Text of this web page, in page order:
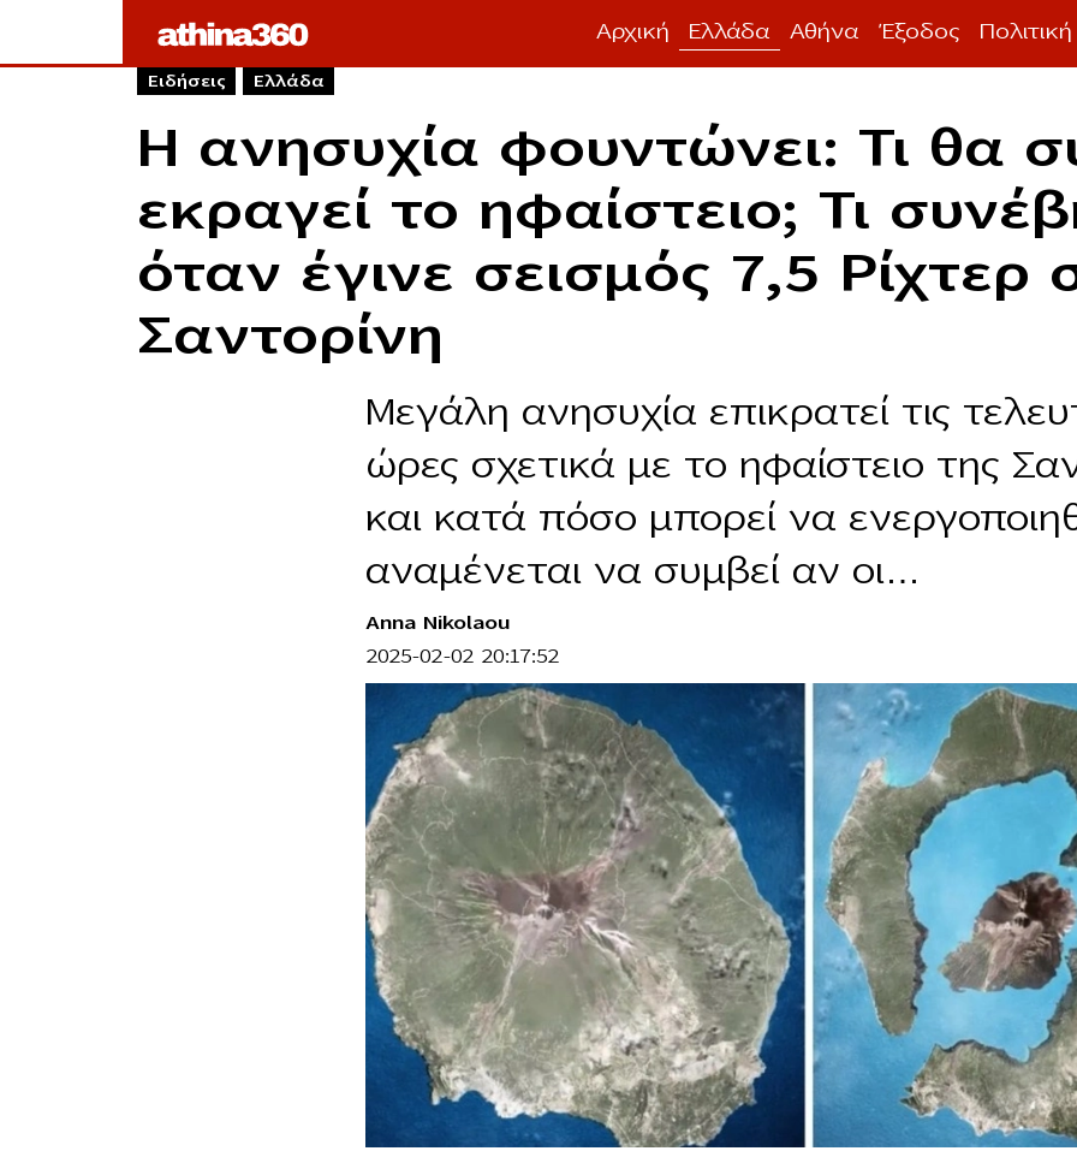
Αρχική Ελλάδα Αθήνα Έξοδος Πολιτική
Ειδήσεις Ελλάδα
Η ανησυχία φουντώνει: Τι θα
εκραγεί το ηφαίστειο; Τι
όταν έγινε σεισμός 7,5 Ρίχτερ
Σαντορίνη
Μεγάλη ανησυχία επικρατεί τις
ώρες σχετικά με το ηφαίστειο της
και κατά πόσο μπορεί να
αναμένεται να συμβεί αν οι…
Anna Nikolaou
2025-02-02 20:17:52